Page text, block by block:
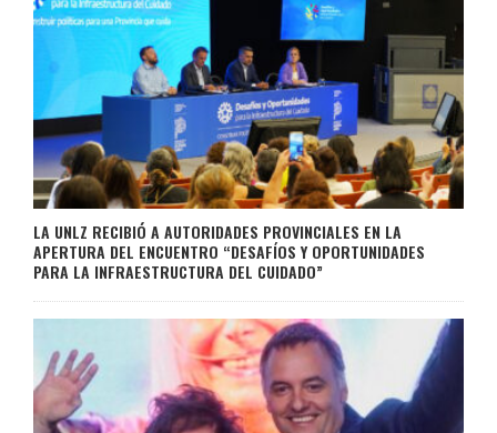
LA UNLZ RECIBIÓ A AUTORIDADES PROVINCIALES EN LA
APERTURA DEL ENCUENTRO “DESAFÍOS Y OPORTUNIDADES
PARA LA INFRAESTRUCTURA DEL CUIDADO”